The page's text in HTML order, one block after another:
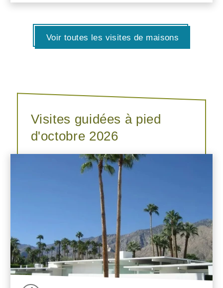
Voir toutes les visites de maisons
Visites guidées à pied
d'octobre 2026